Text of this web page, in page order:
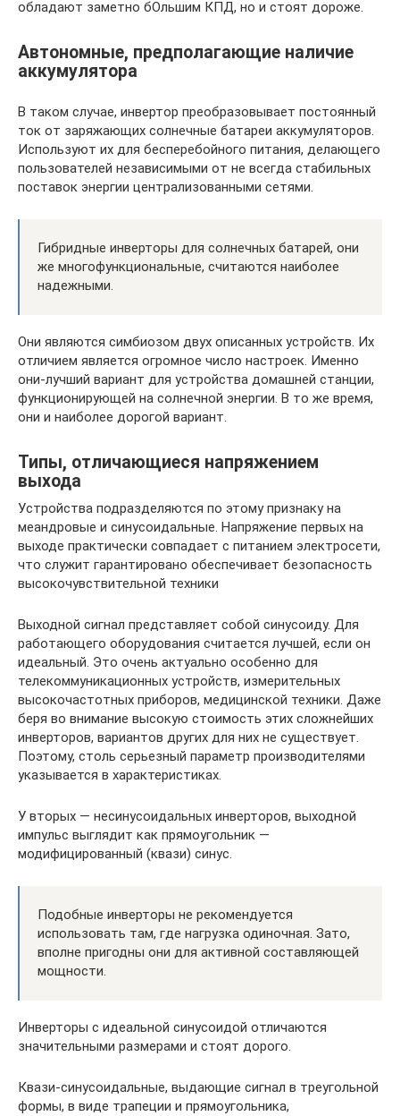
обладают заметно бОльшим КПД, но и стоят дороже.
Автономные, предполагающие наличие
аккумулятора
В таком случае, инвертор преобразовывает постоянный
ток от заряжающих солнечные батареи аккумуляторов.
Используют их для бесперебойного питания, делающего
пользователей независимыми от не всегда стабильных
поставок энергии централизованными сетями.
Гибридные инверторы для солнечных батарей, они
же многофункциональные, считаются наиболее
надежными.
Они являются симбиозом двух описанных устройств. Их
отличием является огромное число настроек. Именно
они-лучший вариант для устройства домашней станции,
функционирующей на солнечной энергии. В то же время,
они и наиболее дорогой вариант.
Типы, отличающиеся напряжением
выхода
Устройства подразделяются по этому признаку на
меандровые и синусоидальные. Напряжение первых на
выходе практически совпадает с питанием электросети,
что служит гарантировано обеспечивает безопасность
высокочувствительной техники
Выходной сигнал представляет собой синусоиду. Для
работающего оборудования считается лучшей, если он
идеальный. Это очень актуально особенно для
телекоммуникационных устройств, измерительных
высокочастотных приборов, медицинской техники. Даже
беря во внимание высокую стоимость этих сложнейших
инверторов, вариантов других для них не существует.
Поэтому, столь серьезный параметр производителями
указывается в характеристиках.
У вторых — несинусоидальных инверторов, выходной
импульс выглядит как прямоугольник —
модифицированный (квази) синус.
Подобные инверторы не рекомендуется
использовать там, где нагрузка одиночная. Зато,
вполне пригодны они для активной составляющей
мощности.
Инверторы с идеальной синусоидой отличаются
значительными размерами и стоят дорого.
Квази-синусоидальные, выдающие сигнал в треугольной
формы, в виде трапеции и прямоугольника,